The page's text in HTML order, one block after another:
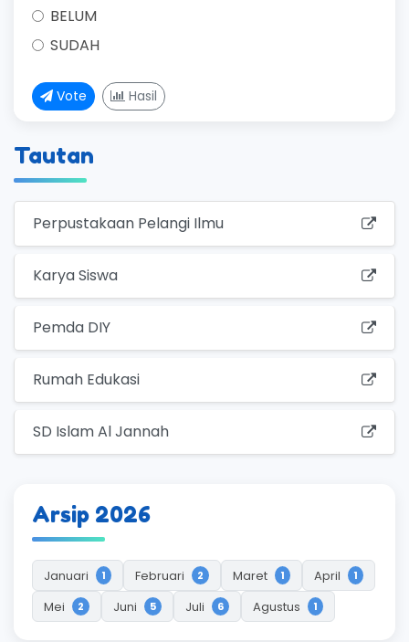
BELUM
SUDAH
Vote Hasil
Tautan
Perpustakaan Pelangi Ilmu
Karya Siswa
Pemda DIY
Rumah Edukasi
SD Islam Al Jannah
Arsip 2026
Januari 1 Februari 2 Maret 1 April 1
Mei 2 Juni 5 Juli 6 Agustus 1